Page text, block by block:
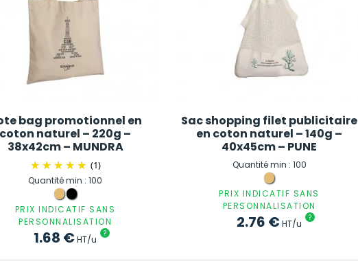
bag promotionnel en
coton naturel – 220g –
38x42cm – MUNDRA
(1)
Quantité min : 100
PRIX INDICATIF SANS
PERSONNALISATION
1.68 €HT/u
?
Sac shopping filet publicitaire
en coton naturel – 140g –
40x45cm – PUNE
Quantité min : 100
PRIX INDICATIF SANS
PERSONNALISATION
2.76 €HT/u
?